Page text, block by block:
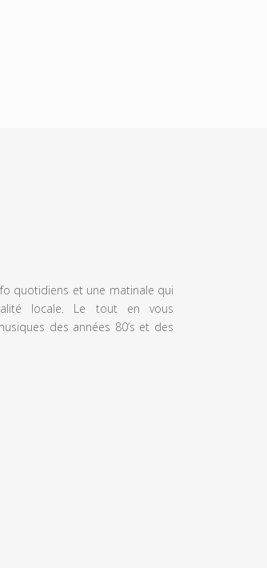
quotidiens et une matinale qui
locale. Le tout en vous
des années 80’s et des